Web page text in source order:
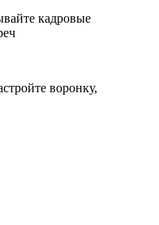
кадровые
воронку,